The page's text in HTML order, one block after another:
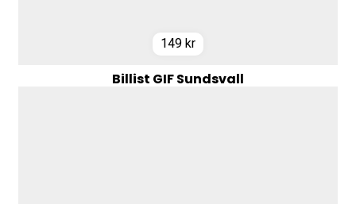
149 kr
Billist GIF Sundsvall